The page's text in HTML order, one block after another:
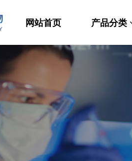
网站首页 产品分类
材料科学
生命科学
发光材料